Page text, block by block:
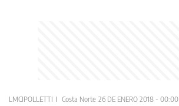
LMCIPOLLETTI Costa Norte 26 DE ENERO 2018 - 00:00